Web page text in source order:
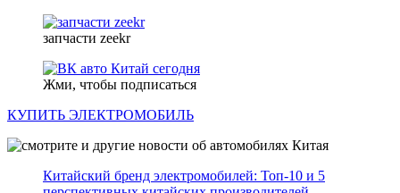
запчасти zeekr
Жми, чтобы подписаться
КУПИТЬ ЭЛЕКТРОМОБИЛЬ
Китайский бренд электромобилей: Топ-10 и 5